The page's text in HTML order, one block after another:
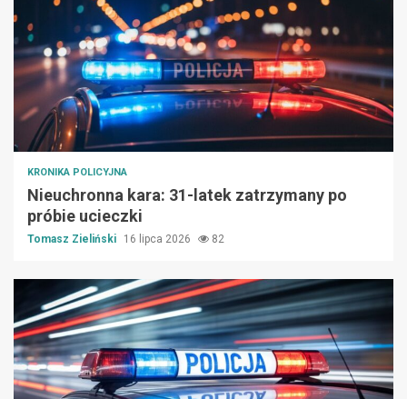
KRONIKA POLICYJNA
Nieuchronna kara: 31-latek zatrzymany po
próbie ucieczki
Tomasz Zieliński 16 lipca 2026 82